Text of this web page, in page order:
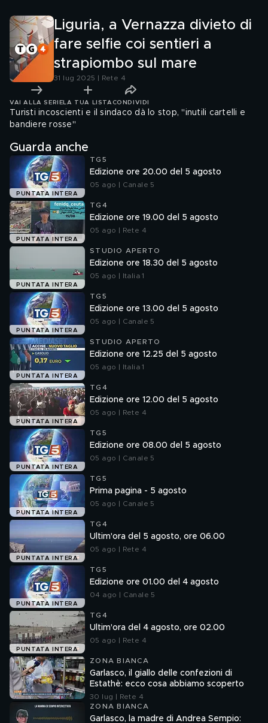
Liguria, a Vernazza divieto di
fare selfie coi sentieri a
strapiombo sul mare
31 lug 2025 | Rete 4
VAI ALLA SERIE LA TUA LISTA CONDIVIDI
Turisti incoscienti e il sindaco dà lo stop, "inutili cartelli e
bandiere rosse"
Guarda anche
PUNTATA INTERA
TG5
Edizione ore 20.00 del 5 agosto
05 ago | Canale 5
PUNTATA INTERA
TG4
Edizione ore 19.00 del 5 agosto
05 ago | Rete 4
PUNTATA INTERA
STUDIO APERTO
Edizione ore 18.30 del 5 agosto
05 ago | Italia 1
PUNTATA INTERA
TG5
Edizione ore 13.00 del 5 agosto
05 ago | Canale 5
PUNTATA INTERA
STUDIO APERTO
Edizione ore 12.25 del 5 agosto
05 ago | Italia 1
PUNTATA INTERA
TG4
Edizione ore 12.00 del 5 agosto
05 ago | Rete 4
PUNTATA INTERA
TG5
Edizione ore 08.00 del 5 agosto
05 ago | Canale 5
PUNTATA INTERA
TG5
Prima pagina - 5 agosto
05 ago | Canale 5
PUNTATA INTERA
TG4
Ultim'ora del 5 agosto, ore 06.00
05 ago | Rete 4
PUNTATA INTERA
TG5
Edizione ore 01.00 del 4 agosto
04 ago | Canale 5
PUNTATA INTERA
TG4
Ultim'ora del 4 agosto, ore 02.00
05 ago | Rete 4
ZONA BIANCA
Garlasco, il giallo delle confezioni di
Estathè: ecco cosa abbiamo scoperto
30 lug | Rete 4
ZONA BIANCA
Garlasco, la madre di Andrea Sempio: